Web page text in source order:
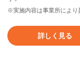
※実施内容は事業所により
詳しく見る